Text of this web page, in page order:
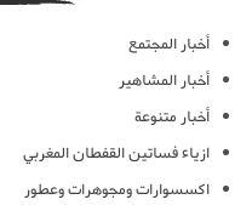
أخبار المجتمع
أخبار المشاهير
أخبار متنوعة
ازياء فساتين القفطان المغربي
اكسسوارات ومجوهرات وعطور